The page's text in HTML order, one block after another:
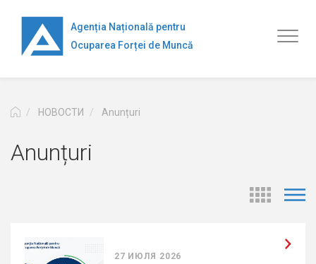
основному
содержанию
Agenția Națională pentru
Ocuparea Forței de Muncă
НОВОСТИ Anunțuri
Anunțuri
27 ИЮЛЯ 2026